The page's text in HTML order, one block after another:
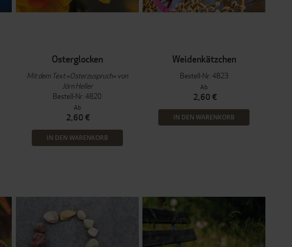
Osterglocken
Mit dem Text »Osterzuspruch« von
Jörn Heller
Bestell-Nr: 4820
Ab
2,60 €
IN DEN WARENKORB
Weidenkätzchen
Bestell-Nr: 4823
Ab
2,60 €
IN DEN WARENKORB